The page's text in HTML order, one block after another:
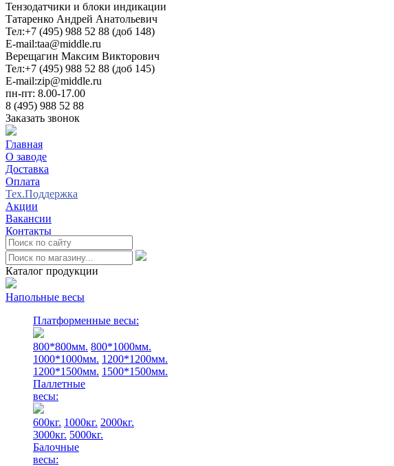
Тензодатчики и блоки индикации
Татаренко Андрей Анатольевич
Тел:+7 (495) 988 52 88 (доб 148)
E-mail:taa@middle.ru
Верещагин Максим Викторович
Тел:+7 (495) 988 52 88 (доб 145)
E-mail:zip@middle.ru
пн-пт: 8.00-17.00
8 (495) 988 52 88
Заказать звонок
Главная
О заводе
Доставка
Оплата
Тех.Поддержка
Акции
Вакансии
Контакты
Каталог продукции
Напольные весы
Платформенные весы:
800*800мм. 800*1000мм.
1000*1000мм. 1200*1200мм.
1200*1500мм. 1500*1500мм.
Паллетные
весы:
600кг. 1000кг. 2000кг.
3000кг. 5000кг.
Балочные
весы:
0